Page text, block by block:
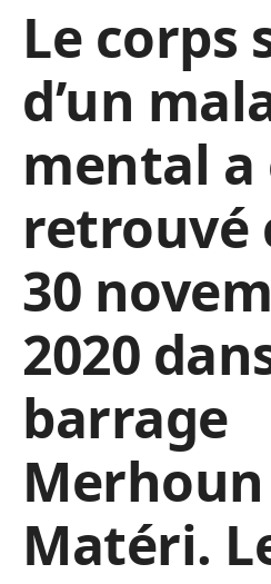
Le corps
d’un
mental a
retrouvé
30
2020
barrage
Matéri.